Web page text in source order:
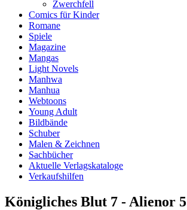
Zwerchfell
Comics für Kinder
Romane
Spiele
Magazine
Mangas
Light Novels
Manhwa
Manhua
Webtoons
Young Adult
Bildbände
Schuber
Malen & Zeichnen
Sachbücher
Aktuelle Verlagskataloge
Verkaufshilfen
Königliches Blut 7 - Alienor 5